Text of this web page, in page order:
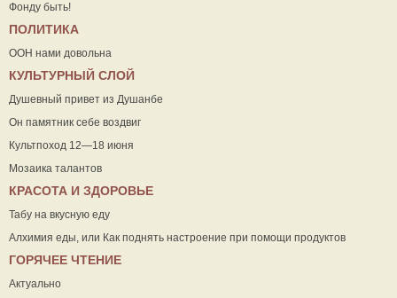
Фонду быть!
ПОЛИТИКА
ООН нами довольна
КУЛЬТУРНЫЙ СЛОЙ
Душевный привет из Душанбе
Он памятник себе воздвиг
Культпоход 12—18 июня
Мозаика талантов
КРАСОТА И ЗДОРОВЬЕ
Табу на вкусную еду
Алхимия еды, или Как поднять настроение при помощи продуктов
ГОРЯЧЕЕ ЧТЕНИЕ
Актуально